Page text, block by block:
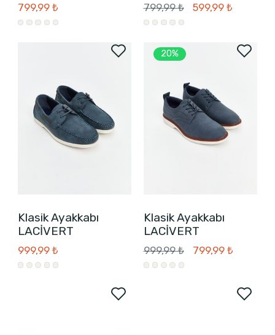
799,99 ₺ 799,99 ₺ 599,99 ₺
Klasik Ayakkabı
LACİVERT
999,99 ₺
20%
Klasik Ayakkabı
LACİVERT
999,99 ₺ 799,99 ₺